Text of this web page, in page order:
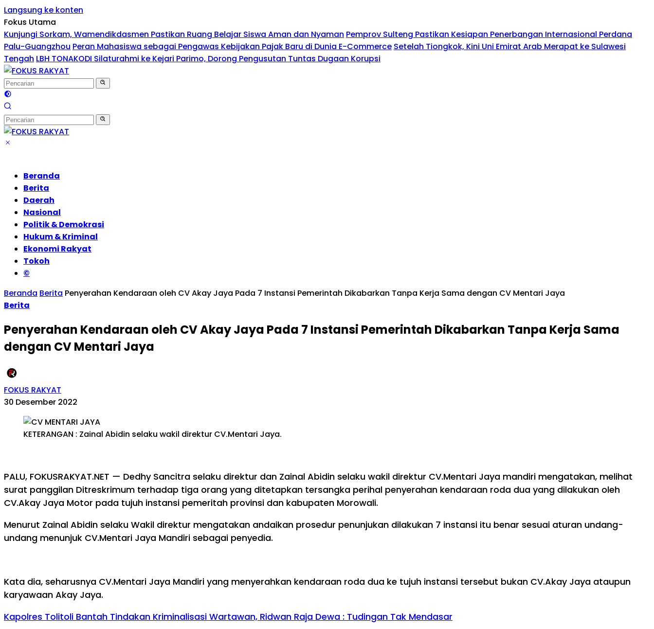
Langsung ke konten
Fokus Utama
Kunjungi Sorkam, Wamendikdasmen Pastikan Ruang Belajar Siswa Aman dan Nyaman Pemprov Sulteng Pastikan Kesiapan Penerbangan Internasional Perdana
Palu-Guangzhou Peran Mahasiswa sebagai Pengawas Kebijakan Pajak Baru di Dunia E-Commerce Setelah Tiongkok, Kini Uni Emirat Arab Merapat ke Sulawesi
Tengah LBH TONAKODI Silaturahmi ke Kejari Parimo, Dorong Pengusutan Tuntas Dugaan Korupsi
Beranda
Berita
Daerah
Nasional
Politik & Demokrasi
Hukum & Kriminal
Ekonomi Rakyat
Tokoh
©
Beranda Berita Penyerahan Kendaraan oleh CV Akay Jaya Pada 7 Instansi Pemerintah Dikabarkan Tanpa Kerja Sama dengan CV Mentari Jaya
Berita
Penyerahan Kendaraan oleh CV Akay Jaya Pada 7 Instansi Pemerintah Dikabarkan Tanpa Kerja Sama
dengan CV Mentari Jaya
FOKUS RAKYAT
30 Desember 2022
KETERANGAN : Zainal Abidin selaku wakil direktur CV.Mentari Jaya.
PALU, FOKUSRAKYAT.NET — Dedhy Sancitra selaku direktur dan Zainal Abidin selaku wakil direktur CV.Mentari Jaya mandiri mengatakan, melihat
surat panggilan Ditreskrimum terhadap tiga orang yang ditetapkan tersangka perihal penyerahan kendaraan roda dua yang dilakukan oleh
CV.Akay Jaya Motor pada tujuh instansi pemeritah provinsi dan kabupaten Morowali.
Menurut Zainal Abidin selaku Wakil direktur mengatakan andaikan prosedur penunjukan dilakukan 7 instansi itu benar sesuai aturan undang-
undang menunjuk CV.Mentari Jaya Mandiri sebagai penyedia.
Kata dia, seharusnya CV.Mentari Jaya Mandiri yang menyerahkan kendaraan roda dua ke tujuh instansi tersebut bukan CV.Akay Jaya ataupun
karyawaan Akay Jaya.
Kapolres Tolitoli Bantah Tindakan Kriminalisasi Wartawan, Ridwan Raja Dewa : Tudingan Tak Mendasar